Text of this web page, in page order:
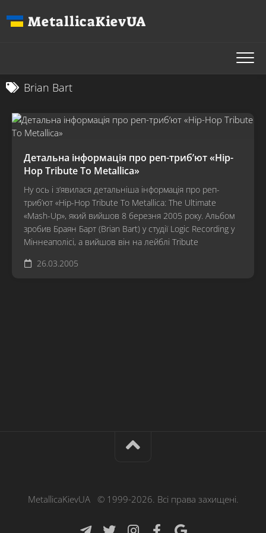
до
MetallicaKievUA
Brian Bart
Детальна інформація про реп-триб’ют «Hip-
Hop Tribute To Metallica»
Ну ось і з’явилася детальніша інформація про реп-
триб’ют «Hip-Hop Tribute To Metallica: The Ultimate
«Mash-Up», який вийшов 8 березня 2005 року. Альбом
зробив Браян Барт (Brian Bart) у студії Logic Recording у
Міннеаполісі, а вийшов він на лейблі Tribute
26.03.2005
MetallicaKievUA © 1999-2026. Всі права захищені.